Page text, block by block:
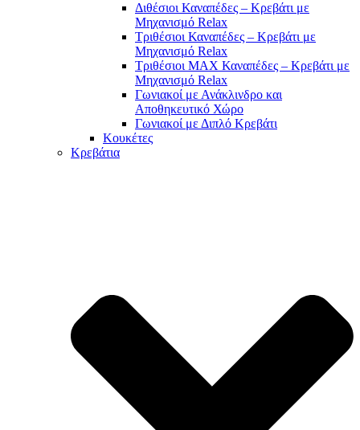
Διθέσιοι Καναπέδες – Κρεβάτι με
Μηχανισμό Relax
Τριθέσιοι Καναπέδες – Κρεβάτι με
Μηχανισμό Relax
Τριθέσιοι MAX Καναπέδες – Κρεβάτι με
Μηχανισμό Relax
Γωνιακοί με Ανάκλινδρο και
Αποθηκευτικό Χώρο
Γωνιακοί με Διπλό Κρεβάτι
Κουκέτες
Κρεβάτια